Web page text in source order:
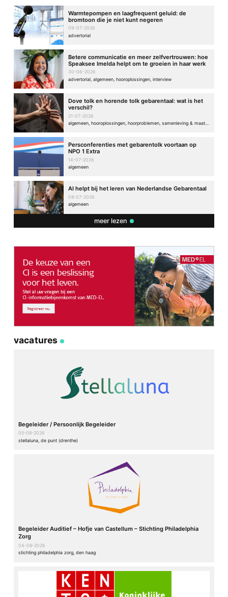
Warmtepompen en laagfrequent geluid: de
bromtoon die je niet kunt negeren
09-07-2026
advertorial
Betere communicatie en meer zelfvertrouwen: hoe
Speaksee Imelda helpt om te groeien in haar werk
30-06-2026
advertorial, algemeen, hooroplossingen, interview
Dove tolk en horende tolk gebarentaal: wat is het
verschil?
21-07-2026
Persconferenties met gebarentolk voortaan op
NPO 1 Extra
14-07-2026
algemeen
AI helpt bij het leren van Nederlandse Gebarentaal
08-07-2026
algemeen
meer lezen
vacatures
Begeleider / Persoonlijk Begeleider
05-08-2026
stellaluna, de punt (drenthe)
Begeleider Auditief – Hofje van Castellum – Stichting Philadelphia
Zorg
04-08-2026
stichting philadelphia zorg, den haag